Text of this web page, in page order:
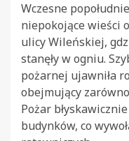
Wczesne
niepokojące wieści
ulicy Wileńskiej,
stanęły w ogniu.
pożarnej ujawniła
obejmujący
Pożar
budynków, co